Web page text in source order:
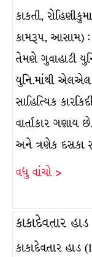
કાકતી,
કામરૂપ, આસામ) :
તેમણે ગુવાહાટી
યુનિ.માંથી
સાહિત્યિક
વાર્તાકાર ગણાય
અને ત્રણેક દસકા
વધુ વાંચો >
કાકાદેવતાર હાડ
કાકાદેવતાર હાડ